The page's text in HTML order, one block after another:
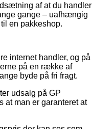
af at du handler
gange – uafhængig
en pakkeshop.
internet handler, og på
på en række af
byde på fri fragt.
udsalg på GP
at man er garanteret at